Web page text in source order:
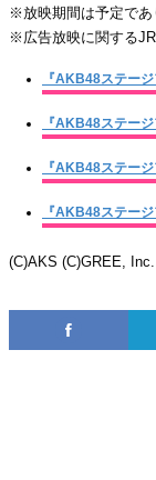
※放映期間は予定であ
※広告放映に関する
『AKB48ステー
『AKB48ステー
『AKB48ステー
『AKB48ステー
(C)AKS (C)GREE, Inc.